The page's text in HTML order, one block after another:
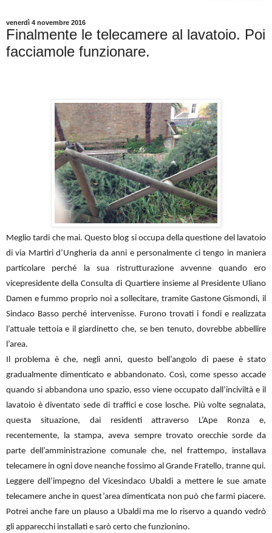
venerdì 4 novembre 2016
Finalmente le telecamere al lavatoio. Poi
facciamole funzionare.
Meglio tardi che mai. Questo blog si occupa della questione del lavatoio
di via Martiri d’Ungheria da anni e personalmente ci tengo in maniera
particolare perché la sua ristrutturazione avvenne quando ero
vicepresidente della Consulta di Quartiere insieme al Presidente Uliano
Damen e fummo proprio noi a sollecitare, tramite Gastone Gismondi, il
Sindaco Basso perché intervenisse. Furono trovati i fondi e realizzata
l’attuale tettoia e il giardinetto che, se ben tenuto, dovrebbe abbellire
l’area.
Il problema è che, negli anni, questo bell’angolo di paese è stato
gradualmente dimenticato e abbandonato. Così, come spesso accade
quando si abbandona uno spazio, esso viene occupato dall’inciviltà e il
lavatoio è diventato sede di traffici e cose losche. Più volte segnalata,
questa situazione, dai residenti attraverso L’Ape Ronza e,
recentemente, la stampa, aveva sempre trovato orecchie sorde da
parte dell’amministrazione comunale che, nel frattempo, installava
telecamere in ogni dove neanche fossimo al Grande Fratello, tranne qui.
Leggere dell’impegno del Vicesindaco Ubaldi a mettere le sue amate
telecamere anche in quest’area dimenticata non può che farmi piacere.
Potrei anche fare un plauso a Ubaldi ma me lo riservo a quando vedrò
gli apparecchi installati e sarò certo che funzionino.